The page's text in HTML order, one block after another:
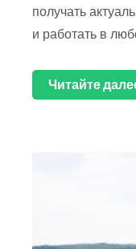
получать
и работать в
Читайте